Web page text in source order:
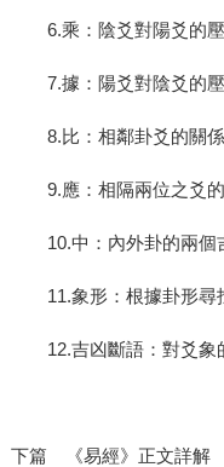
6.乘：陰爻對陽爻的壓
7.據：陽爻對陰爻的壓
8.比：相鄰卦爻的關係
9.應：相隔兩位之爻
10.中：內外卦的兩個
11.象形：根據卦形尋
12.吉凶斷語：對爻象
下篇 《易經》正文詳解